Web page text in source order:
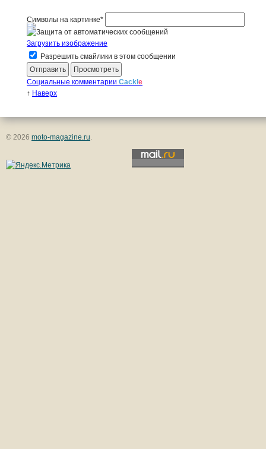
Символы на картинке*
Загрузить изображение
Разрешить смайлики в этом сообщении
Социальные комментарии Cackl e
↑ Наверх
© 2026 moto-magazine.ru.